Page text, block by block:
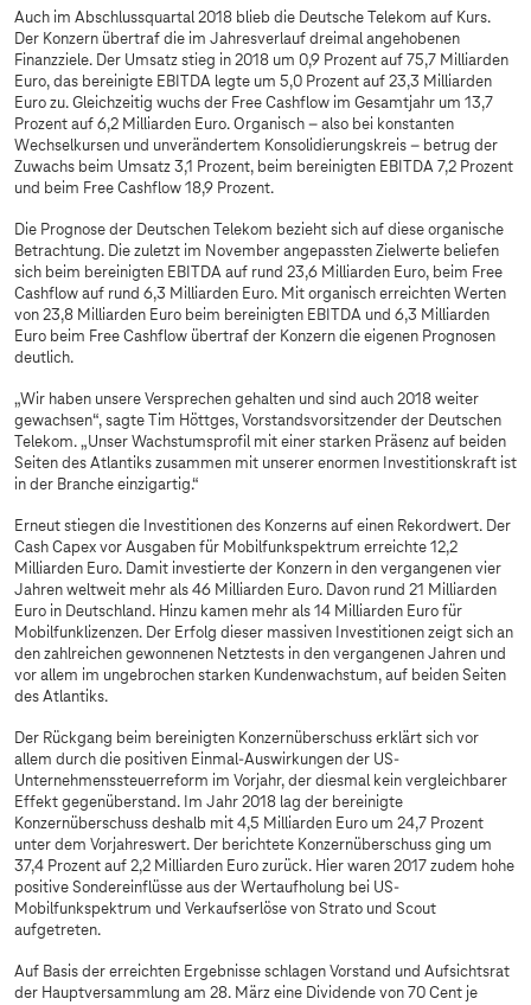
Auch im Abschlussquartal 2018 blieb die Deutsche Telekom auf Kurs.
Der Konzern übertraf die im Jahresverlauf dreimal angehobenen
Finanzziele. Der Umsatz stieg in 2018 um 0,9 Prozent auf 75,7 Milliarden
Euro, das bereinigte EBITDA legte um 5,0 Prozent auf 23,3 Milliarden
Euro zu. Gleichzeitig wuchs der Free Cashflow im Gesamtjahr um 13,7
Prozent auf 6,2 Milliarden Euro. Organisch – also bei konstanten
Wechselkursen und unverändertem Konsolidierungskreis – betrug der
Zuwachs beim Umsatz 3,1 Prozent, beim bereinigten EBITDA 7,2 Prozent
und beim Free Cashflow 18,9 Prozent.
Die Prognose der Deutschen Telekom bezieht sich auf diese organische
Betrachtung. Die zuletzt im November angepassten Zielwerte beliefen
sich beim bereinigten EBITDA auf rund 23,6 Milliarden Euro, beim Free
Cashflow auf rund 6,3 Milliarden Euro. Mit organisch erreichten Werten
von 23,8 Milliarden Euro beim bereinigten EBITDA und 6,3 Milliarden
Euro beim Free Cashflow übertraf der Konzern die eigenen Prognosen
deutlich.
„Wir haben unsere Versprechen gehalten und sind auch 2018 weiter
gewachsen“, sagte Tim Höttges, Vorstandsvorsitzender der Deutschen
Telekom. „Unser Wachstumsprofil mit einer starken Präsenz auf beiden
Seiten des Atlantiks zusammen mit unserer enormen Investitionskraft ist
in der Branche einzigartig.“
Erneut stiegen die Investitionen des Konzerns auf einen Rekordwert. Der
Cash Capex vor Ausgaben für Mobilfunkspektrum erreichte 12,2
Milliarden Euro. Damit investierte der Konzern in den vergangenen vier
Jahren weltweit mehr als 46 Milliarden Euro. Davon rund 21 Milliarden
Euro in Deutschland. Hinzu kamen mehr als 14 Milliarden Euro für
Mobilfunklizenzen. Der Erfolg dieser massiven Investitionen zeigt sich an
den zahlreichen gewonnenen Netztests in den vergangenen Jahren und
vor allem im ungebrochen starken Kundenwachstum, auf beiden Seiten
des Atlantiks.
Der Rückgang beim bereinigten Konzernüberschuss erklärt sich vor
allem durch die positiven Einmal-Auswirkungen der US-
Unternehmenssteuerreform im Vorjahr, der diesmal kein vergleichbarer
Effekt gegenüberstand. Im Jahr 2018 lag der bereinigte
Konzernüberschuss deshalb mit 4,5 Milliarden Euro um 24,7 Prozent
unter dem Vorjahreswert. Der berichtete Konzernüberschuss ging um
37,4 Prozent auf 2,2 Milliarden Euro zurück. Hier waren 2017 zudem hohe
positive Sondereinflüsse aus der Wertaufholung bei US-
Mobilfunkspektrum und Verkaufserlöse von Strato und Scout
aufgetreten.
Auf Basis der erreichten Ergebnisse schlagen Vorstand und Aufsichtsrat
der Hauptversammlung am 28. März eine Dividende von 70 Cent je